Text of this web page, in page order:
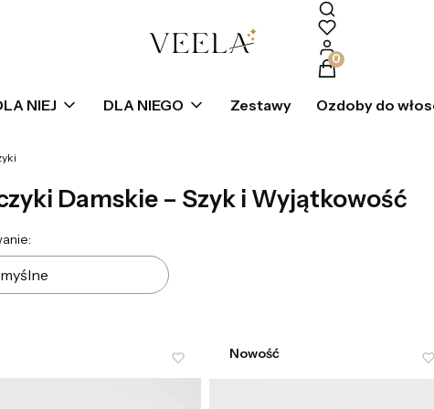
Produkty w
NIEJ DLA NIEGO Zestawy Ozdoby do
Damskie – Szyk i Wyjątkowość
produktów
Nowość